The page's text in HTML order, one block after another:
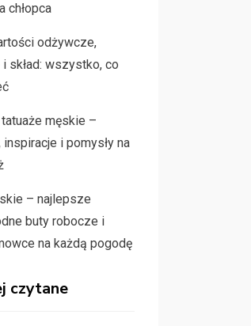
chłopca
odżywcze,
i skład: wszystko, co
tatuaże męskie –
i pomysły na
– najlepsze
buty robocze i
na każdą pogodę
czytane